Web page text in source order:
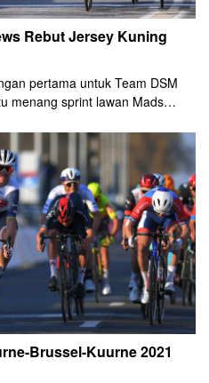
Rebut Jersey Kuning
pertama untuk Team DSM
menang sprint lawan Mads
Brussel-Kuurne 2021